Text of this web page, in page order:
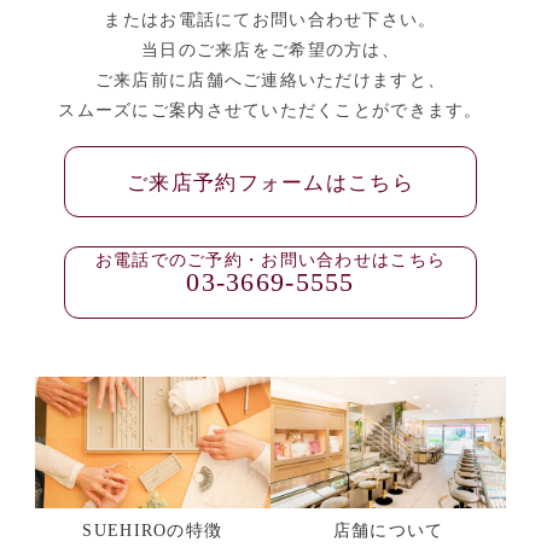
またはお電話にてお問い合わせ下さい。
当日のご来店をご希望の方は、
ご来店前に店舗へご連絡いただけますと、
スムーズにご案内させていただくことができます。
ご来店予約フォームはこちら
お電話でのご予約・お問い合わせはこちら
03-3669-5555
SUEHIROの特徴 店舗について